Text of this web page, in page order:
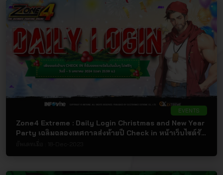
EVENTS
Zone4 Extreme : Daily Login Christmas and New Year
Party เฉลิมฉลองเทศกาลส่งท้ายปี Check in หน้าเว็บไซต์รับ